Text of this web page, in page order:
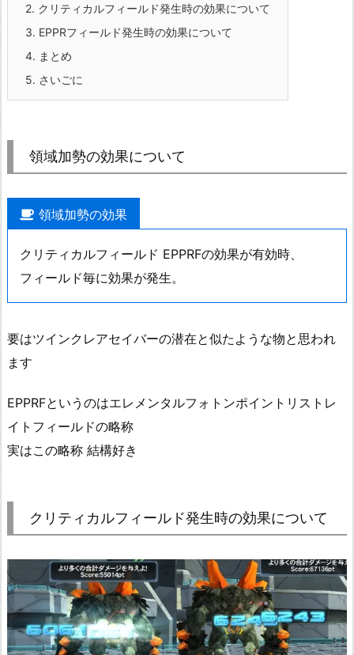
2. クリティカルフィールド発生時の効果について
3. EPPRフィールド発生時の効果について
4. まとめ
5. さいごに
領域加勢の効果について
領域加勢の効果
クリティカルフィールド EPPRFの効果が有効時、
フィールド毎に効果が発生。
要はツインクレアセイバーの潜在と似たような物と思われ
ます
EPPRFというのはエレメンタルフォトンポイントリストレ
イトフィールドの略称
実はこの略称 結構好き
クリティカルフィールド発生時の効果について